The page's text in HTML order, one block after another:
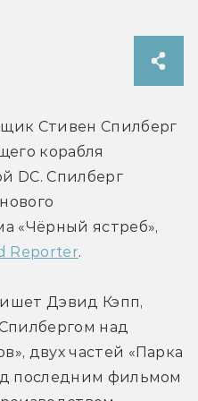
Стивен Спилберг
корабля
DC. Спилберг
«Чёрный ястреб»,
Reporter.
Дэвид Кэпп,
над
двух частей «Парка
последним фильмом